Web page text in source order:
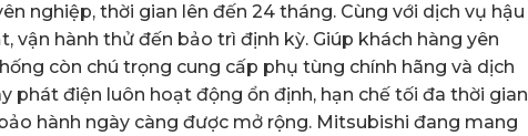
nghiệp, thời gian lên đến 24 tháng. Cùng với dịch vụ hậu
vận hành thử đến bảo trì định kỳ. Giúp khách hàng yên
còn chú trọng cung cấp phụ tùng chính hãng và dịch
phát điện luôn hoạt động ổn định, hạn chế tối đa thời gian
hành ngày càng được mở rộng. Mitsubishi đang mang